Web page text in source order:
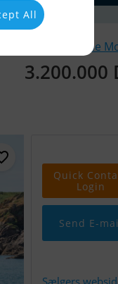
Lignende
3.200.000
Quick
Login
Send E-
Sælgers
All